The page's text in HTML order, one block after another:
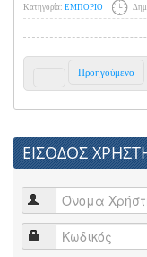
Κατηγορία: ΕΜΠΟΡΙΟ
Προηγούμενο
ΕΙΣΟΔΟΣ